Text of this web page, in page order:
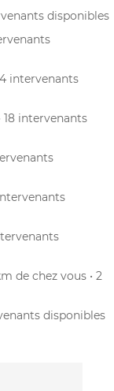
disponibles
intervenants
18 intervenants
de chez vous • 2
disponibles